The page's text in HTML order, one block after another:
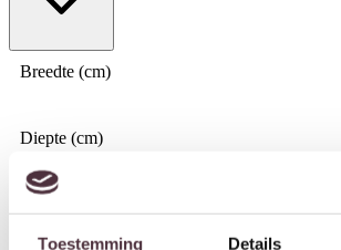
Deze website maakt gebruik van cookies
Breedte (cm)
Diepte (cm)